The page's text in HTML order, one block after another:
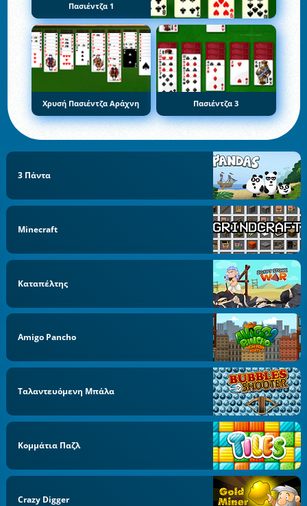
Πασιέντζα 1
Χρυσή Πασιέντζα Αράχνη Πασιέντζα 3
3 Πάντα
Minecraft
Καταπέλτης
Amigo Pancho
Ταλαντευόμενη Μπάλα
Κομμάτια Παζλ
Crazy Digger